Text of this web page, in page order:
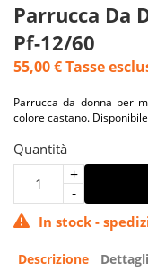
Parrucca Da
Pf-12/60
55,00 €Tasse
Parrucca da donna per
colore castano.
Quantità
In stock -
Descrizione